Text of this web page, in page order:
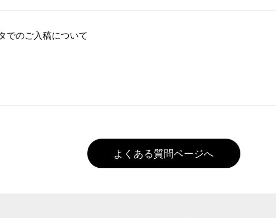
けます。ポイントの有効期限は一年間です。【会員ランク】過去10カ月の
ウントがされません。
ントは、濃色インクジェット印刷といって、プリントを定着させるための
め、処理剤は塗布されたままの状態で出荷を行っております。処理剤自体
処理剤が残った状態でお届けとなる場合がございます。※2 濃色は淡色に
でのご入稿について
で保存して頂き、デザインツール上にアップロードをお願い致します。
よくある質問ページへ